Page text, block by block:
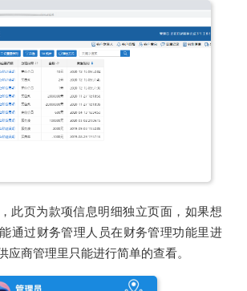
此页为款项信息明细独立页面，如果想
通过财务管理人员在财务管理功能里进
应商管理里只能进行简单的查看。